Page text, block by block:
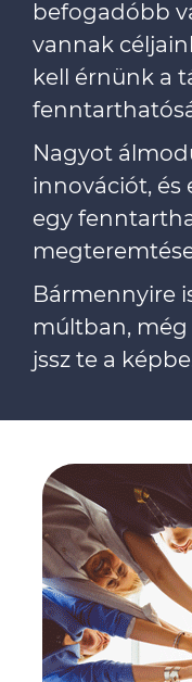
befogadóbb
vannak
kell érnünk a
Nagyot
innovációt, és
egy
Bármennyire
múltban,
jssz te a